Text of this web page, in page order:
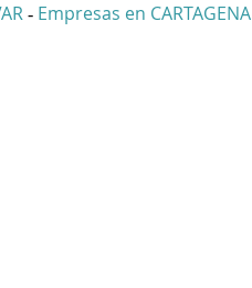
- Empresas en CARTAGENA